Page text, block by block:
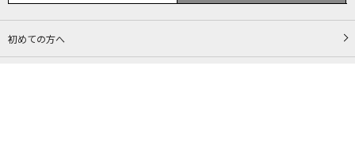
初めての方へ